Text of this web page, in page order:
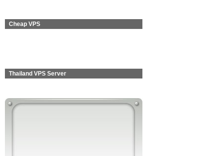
Cheap VPS
Thailand VPS Server